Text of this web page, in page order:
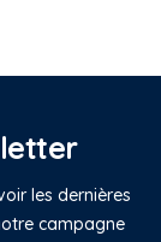
les dernières
campagne